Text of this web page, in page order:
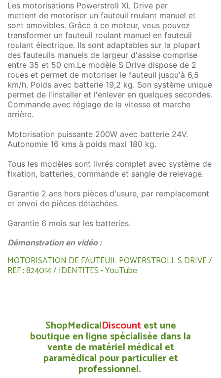
Les motorisations Powerstroll XL Drive per
mettent de motoriser un fauteuil roulant manuel et
sont amovibles. Grâce à ce moteur, vous pouvez
transformer un fauteuil roulant manuel en fauteuil
roulant électrique. Ils sont adaptables sur la plupart
des fauteuils manuels de largeur d'assise comprise
entre 35 et 50 cm.Le modèle S Drive dispose de 2
roues et permet de motoriser le fauteuil jusqu'à 6,5
km/h. Poids avec batterie 19,2 kg. Son système unique
permet de l'installer et l'enlever en quelques secondes.
Commande avec réglage de la vitesse et marche
arrière.
Motorisation puissante 200W avec batterie 24V.
Autonomie 16 kms à poids maxi 180 kg.
Tous les modèles sont livrés complet avec système de
fixation, batteries, commande et sangle de relevage.
Garantie 2 ans hors pièces d'usure, par remplacement
et envoi de pièces détachées.
Garantie 6 mois sur les batteries.
Démonstration en vidéo :
MOTORISATION DE FAUTEUIL POWERSTROLL S DRIVE /
REF : 824014 / IDENTITES - YouTube
ShopMedicalDiscountest une
boutique en ligne spécialisée dans la
vente de matériel médical et
paramédical pour particulier et
professionnel.